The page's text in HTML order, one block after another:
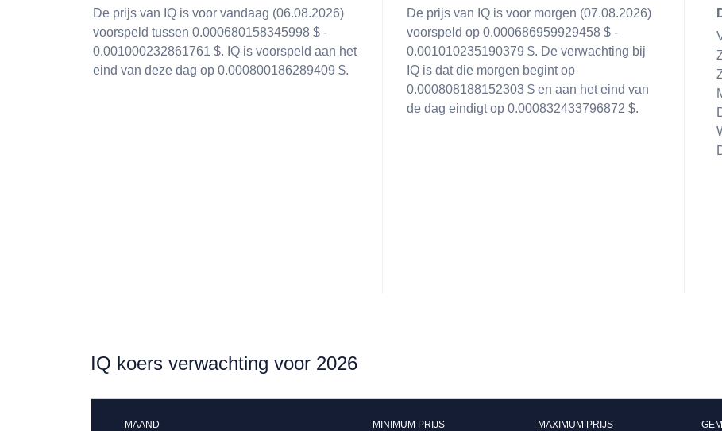
De prijs van IQ is voor vandaag (06.08.2026)
voorspeld tussen 0.000680158345998 $ -
0.001000232861761 $. IQ is voorspeld aan het
eind van deze dag op 0.000800186289409 $.
De prijs van IQ is voor morgen (07.08.2026)
voorspeld op 0.000686959929458 $ -
0.001010235190379 $. De verwachting bij
IQ is dat die morgen begint op
0.000808188152303 $ en aan het eind van
de dag eindigt op 0.000832433796872 $.
IQ koers verwachting voor 2026
MAAND MINIMUM PRIJS MAXIMUM PRIJS